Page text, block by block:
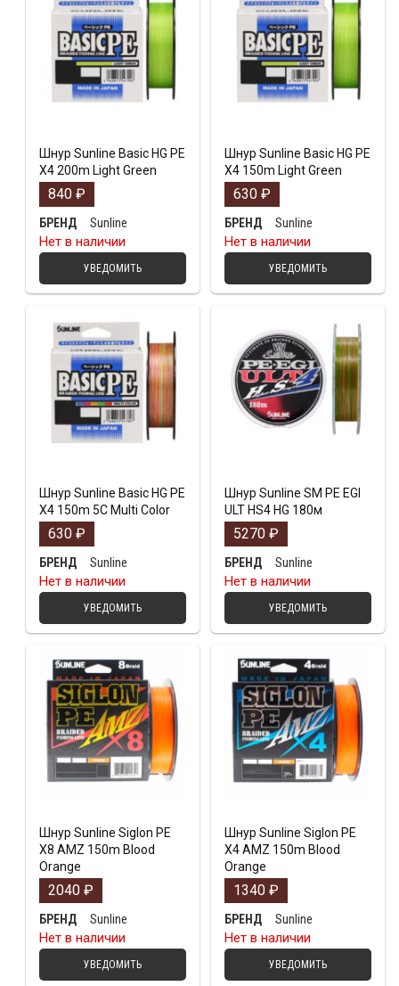
Шнур Sunline Basic HG PE
X4 200m Light Green
840 ₽
БРЕНД
Sunline
Нет в наличии
УВЕДОМИТЬ
Шнур Sunline Basic HG PE
X4 150m Light Green
630 ₽
БРЕНД
Sunline
Нет в наличии
УВЕДОМИТЬ
Шнур Sunline Basic HG PE
X4 150m 5C Multi Color
630 ₽
БРЕНД
Sunline
Нет в наличии
УВЕДОМИТЬ
Шнур Sunline SM PE EGI
ULT HS4 HG 180м
5270 ₽
БРЕНД
Sunline
Нет в наличии
УВЕДОМИТЬ
Шнур Sunline Siglon PE
X8 AMZ 150m Blood
Orange
2040 ₽
БРЕНД
Sunline
Нет в наличии
УВЕДОМИТЬ
Шнур Sunline Siglon PE
X4 AMZ 150m Blood
Orange
1340 ₽
БРЕНД
Sunline
Нет в наличии
УВЕДОМИТЬ